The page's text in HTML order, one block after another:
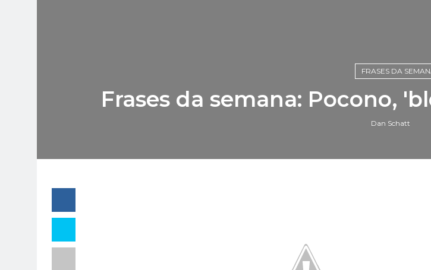
FRASES DA
Frases da semana: Pocono,
Dan Schatt